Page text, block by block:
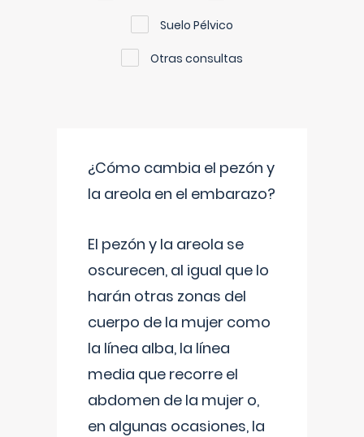
Suelo Pélvico
Otras consultas
¿Cómo cambia el pezón y
la areola en el embarazo?
El pezón y la areola se
oscurecen, al igual que lo
harán otras zonas del
cuerpo de la mujer como
la línea alba, la línea
media que recorre el
abdomen de la mujer o,
en algunas ocasiones, la